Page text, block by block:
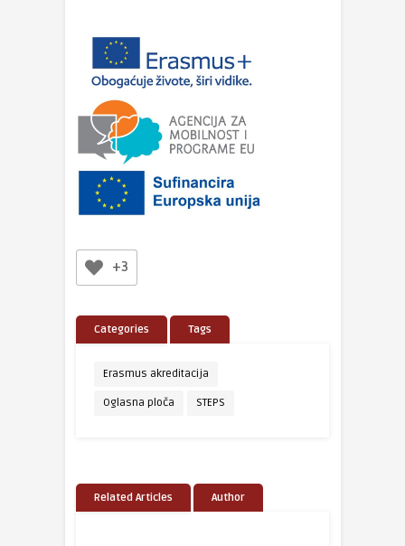
+3
Categories Tags
Erasmus akreditacija
Oglasna ploča STEPS
Related Articles Author